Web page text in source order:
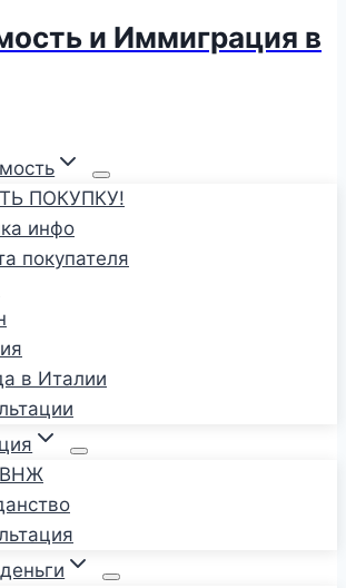
и Иммиграция в
ПОКУПКУ!
инфо
покупателя
в Италии